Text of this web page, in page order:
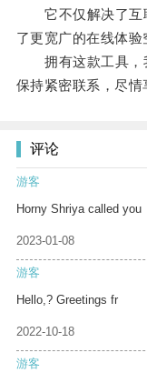
它不仅解决了互
了更宽广的在线体验
拥有这款工具，
保持紧密联系，尽情
评论
游客
Horny Shriya called you
2023-01-08
游客
Hello,? Greetings fr
2022-10-18
游客